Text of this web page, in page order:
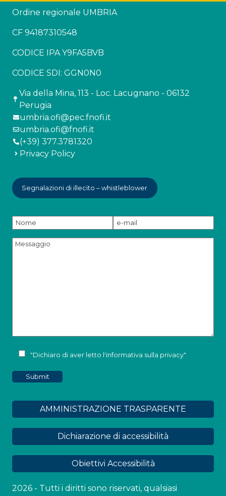
Ordine regionale UMBRIA
CF 94187310548
CODICE IPA Y9FA5BVB
CODICE SDI: GGN0N0
Via della Mina, 113 - Loc. Lacugnano - 06132
Perugia
umbria.ofi@pec.fnofi.it
umbria.ofi@fnofi.it
(+39) 377.3781320
Privacy Policy
Segnalazioni di illecito – whistleblower
"Dichiaro di aver letto l'informativa sulla privacy"
AMMINISTRAZIONE TRASPARENTE
Dichiarazione di accessibilità
Obiettivi Accessibilità
2026 - Tutti i diritti sono riservati, qualsiasi